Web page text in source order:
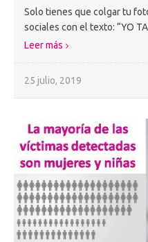
Solo tienes que colgar tu
sociales con el texto: “YO
Leer más
25 julio, 2019